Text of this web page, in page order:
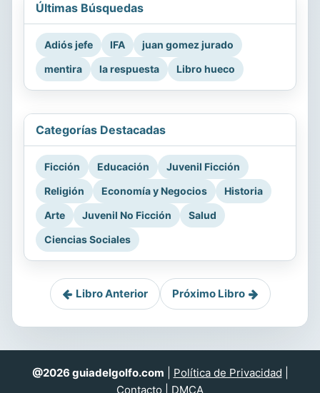
Últimas Búsquedas
Adiós jefe IFA
juan gomez jurado
mentira
la respuesta Libro hueco
Categorías Destacadas
Ficción Educación
Juvenil Ficción
Religión
Economía y Negocios
Historia
Arte
Juvenil No Ficción
Salud
Ciencias Sociales
Libro Anterior Próximo Libro
@2026 guiadelgolfo.com Política de Privacidad
Contacto
DMCA